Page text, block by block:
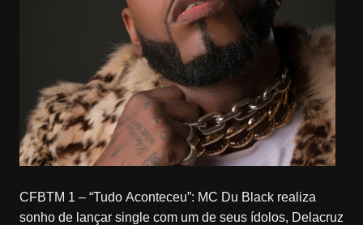
CFBTM 1 – “Tudo Aconteceu”: MC Du Black realiza
sonho de lançar single com um de seus ídolos, Delacruz